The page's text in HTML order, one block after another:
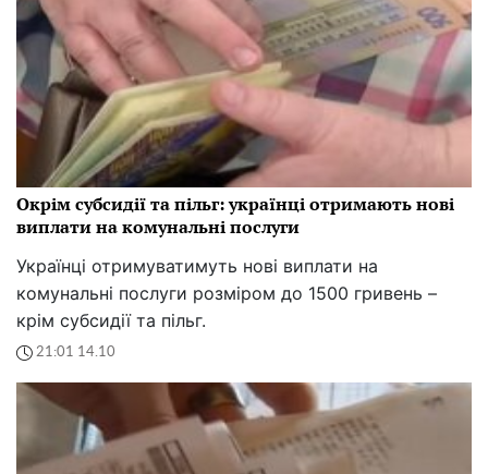
Окрім субсидії та пільг: українці отримають нові
виплати на комунальні послуги
Українці отримуватимуть нові виплати на
комунальні послуги розміром до 1500 гривень –
крім субсидії та пільг.
21:01 14.10